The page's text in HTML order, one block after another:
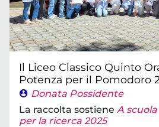
Il Liceo Classico Quinto
Potenza per il Pomodoro
Donata Possidente
La raccolta sostiene A
per la ricerca 2025